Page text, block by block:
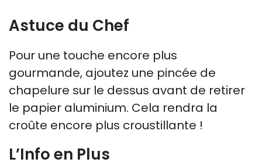
Astuce du Chef
Pour une touche encore plus
gourmande, ajoutez une pincée de
chapelure sur le dessus avant de retirer
le papier aluminium. Cela rendra la
croûte encore plus croustillante !
L’Info en Plus